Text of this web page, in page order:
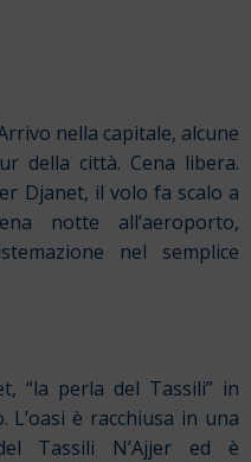
nella capitale, alcune
della città. Cena libera.
Djanet, il volo fa scalo a
notte all’aeroporto,
nel semplice
“la perla del Tassili” in
L’oasi è racchiusa in una
Tassili N’Ajjer ed è